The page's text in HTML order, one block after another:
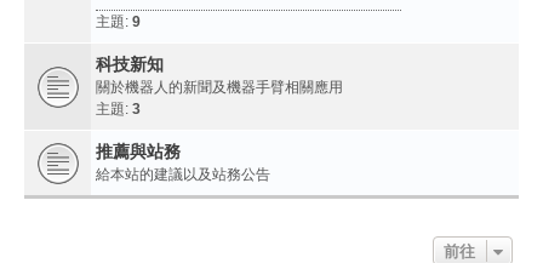
主題: 9
科技新知
關於機器人的新聞及機器手臂相關應用
主題: 3
推薦與站務
給本站的建議以及站務公告
前往